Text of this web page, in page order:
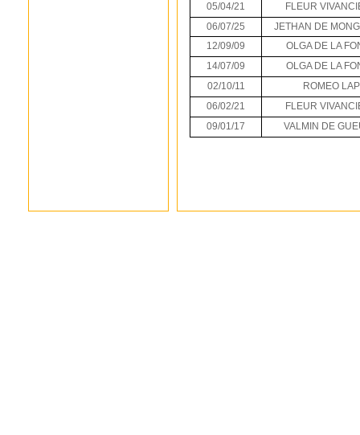
05/04/21
FLEUR
06/07/25
JETHAN DE
12/09/09
OLGA DE LA
14/07/09
OLGA DE LA
02/10/11
ROMEO LAP
06/02/21
FLEUR
09/01/17
VALMIN DE